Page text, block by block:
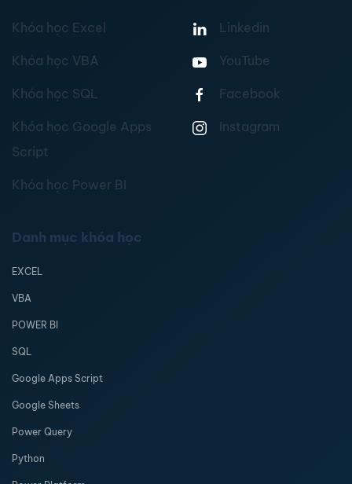
Khóa học Excel
Khóa học VBA
Khóa học SQL
Khóa học Google Apps
Script
Khóa học Power BI
Linkedin
YouTube
Facebook
Instagram
Danh mục khóa học
EXCEL
VBA
POWER BI
SQL
Google Apps Script
Google Sheets
Power Query
Python